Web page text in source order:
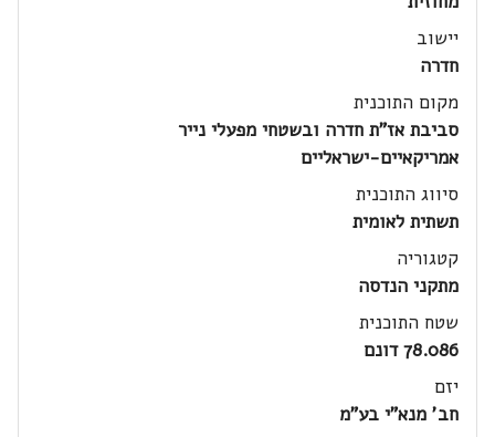
יישוב
חדרה
מקום התוכנית
סביבת אז"ת חדרה ובשטחי מפעלי נייר
אמריקאיים-ישראליים
סיווג התוכנית
תשתית לאומית
קטגוריה
מתקני הנדסה
שטח התוכנית
78.086 דונם
יזם
חב' מנא"י בע"מ